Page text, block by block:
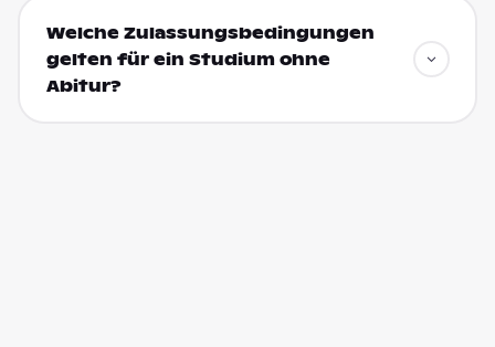
Welche Zulassungsbedingungen
gelten für ein Studium ohne
Abitur?